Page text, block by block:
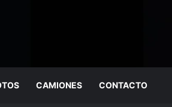
CAMIONES CONTACTO